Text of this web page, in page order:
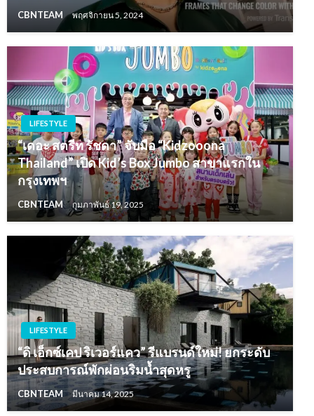
CBNTEAM พฤศจิกายน 5, 2024
LIFESTYLE
“เดอะ สตรีท รัชดา” จับมือ “Kidzooona
Thailand” เปิด Kid’s Box Jumbo สาขาแรกใน
กรุงเทพฯ
CBNTEAM กุมภาพันธ์ 19, 2025
LIFESTYLE
“ดิ เอ็กซ์เคป ริเวอร์แคว” รีแบรนด์ใหม่! ยกระดับ
ประสบการณ์พักผ่อนริมน้ำสุดหรู
CBNTEAM มีนาคม 14, 2025